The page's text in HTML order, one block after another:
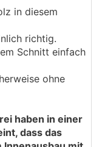
in diesem
richtig.
Schnitt einfach
ohne
haben in einer
dass das